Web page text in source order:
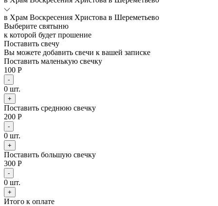
в Храм Воскресения Христова в Шереметьево
Выберите святыню
к которой будет прошение
Поставить свечу
Вы можете добавить свечи к вашей записке
Поставить маленькую свечку
100 Р
-
0 шт.
+
Поставить среднюю свечку
200 Р
-
0 шт.
+
Поставить большую свечку
300 Р
-
0 шт.
+
Итого к оплате